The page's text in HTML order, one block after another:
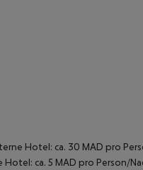
Hotel: ca. 30 MAD pro
ca. 5 MAD pro Person/